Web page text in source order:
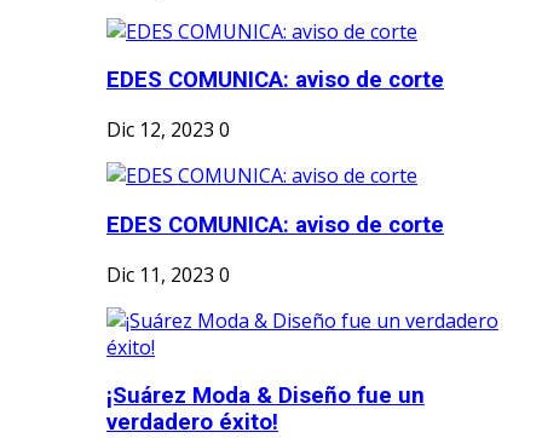
EDES COMUNICA: aviso de corte
Dic 12, 2023 0
EDES COMUNICA: aviso de corte
Dic 11, 2023 0
¡Suárez Moda & Diseño fue un
verdadero éxito!